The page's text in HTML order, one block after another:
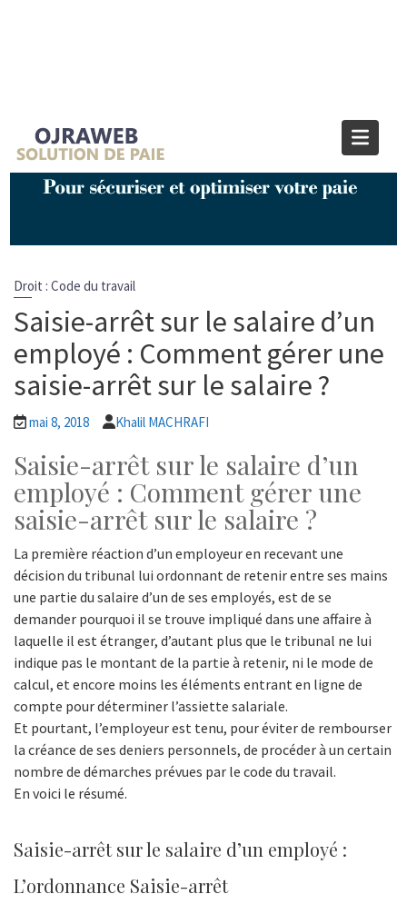
saisie-arrêt sur le salaire ?
Droit : Code du travail
Saisie-arrêt sur le salaire d’un
employé : Comment gérer une
saisie-arrêt sur le salaire ?
mai 8, 2018 Khalil MACHRAFI
Saisie-arrêt sur le salaire d’un
employé : Comment gérer une
saisie-arrêt sur le salaire ?
La première réaction d’un employeur en recevant une
décision du tribunal lui ordonnant de retenir entre ses mains
une partie du salaire d’un de ses employés, est de se
demander pourquoi il se trouve impliqué dans une affaire à
laquelle il est étranger, d’autant plus que le tribunal ne lui
indique pas le montant de la partie à retenir, ni le mode de
calcul, et encore moins les éléments entrant en ligne de
compte pour déterminer l’assiette salariale.
Et pourtant, l’employeur est tenu, pour éviter de rembourser
la créance de ses deniers personnels, de procéder à un certain
nombre de démarches prévues par le code du travail.
En voici le résumé.
Saisie-arrêt sur le salaire d’un employé :
L’ordonnance Saisie-arrêt